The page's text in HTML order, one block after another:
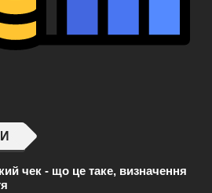
чек - що це таке, визначення